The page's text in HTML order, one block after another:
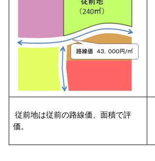
従前地は従前の路線価、面積で評
価。